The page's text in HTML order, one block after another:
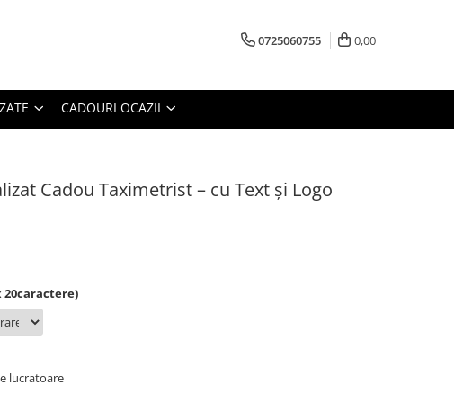
0725060755 0,00
CADOURI OCAZII
Cadou Taximetrist – cu Text și Logo
20caractere)
lucratoare